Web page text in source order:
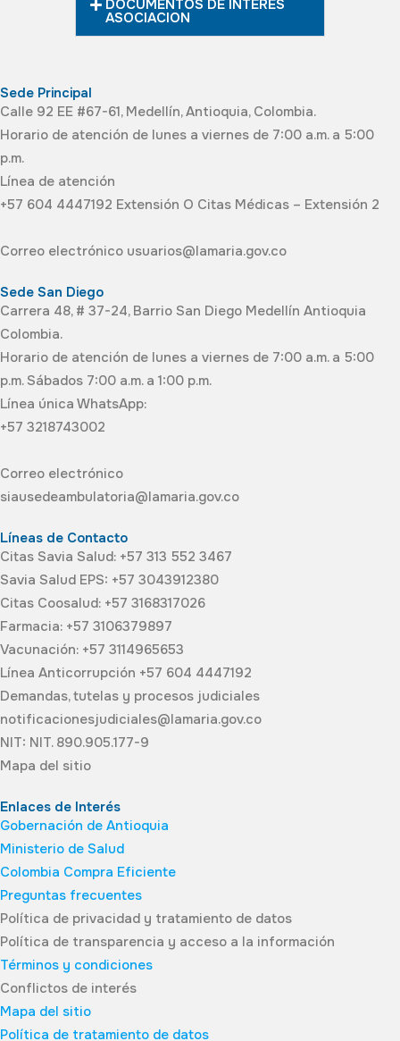
DOCUMENTOS DE INTERES
ASOCIACION
Sede Principal
Calle 92 EE #67-61, Medellín, Antioquia, Colombia.
Horario de atención de lunes a viernes de 7:00 a.m. a 5:00
p.m.
Línea de atención
+57 604 4447192 Extensión O Citas Médicas – Extensión 2
Correo electrónico usuarios@lamaria.gov.co
Sede San Diego
Carrera 48, # 37-24, Barrio San Diego Medellín Antioquia
Colombia.
Horario de atención de lunes a viernes de 7:00 a.m. a 5:00
p.m. Sábados 7:00 a.m. a 1:00 p.m.
Línea única WhatsApp:
+57 3218743002
Correo electrónico
siausedeambulatoria@lamaria.gov.co
Líneas de Contacto
Citas Savia Salud: +57 313 552 3467
Savia Salud EPS: +57 3043912380
Citas Coosalud: +57 3168317026
Farmacia: +57 3106379897
Vacunación: +57 3114965653
Línea Anticorrupción +57 604 4447192
Demandas, tutelas y procesos judiciales
notificacionesjudiciales@lamaria.gov.co
NIT: NIT. 890.905.177-9
Mapa del sitio
Enlaces de Interés
Gobernación de Antioquia
Ministerio de Salud
Colombia Compra Eficiente
Preguntas frecuentes
Política de privacidad y tratamiento de datos
Política de transparencia y acceso a la información
Términos y condiciones
Conflictos de interés
Mapa del sitio
Política de tratamiento de datos